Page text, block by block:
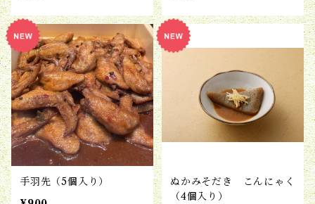
手羽先（5個入り）
ぬかみそだき こんにゃく
（4個入り）